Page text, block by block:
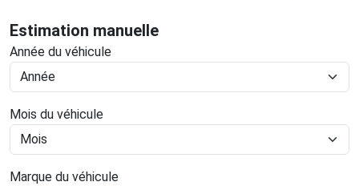
Estimation manuelle
Année du véhicule
Mois du véhicule
Marque du véhicule